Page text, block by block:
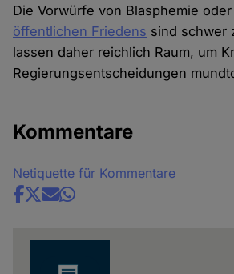
Die Vorwürfe von Blasphemie oder
öffentlichen Friedens sind schwer
lassen daher reichlich Raum, um
Regierungsentscheidungen
Kommentare
Netiquette für Kommentare
Share